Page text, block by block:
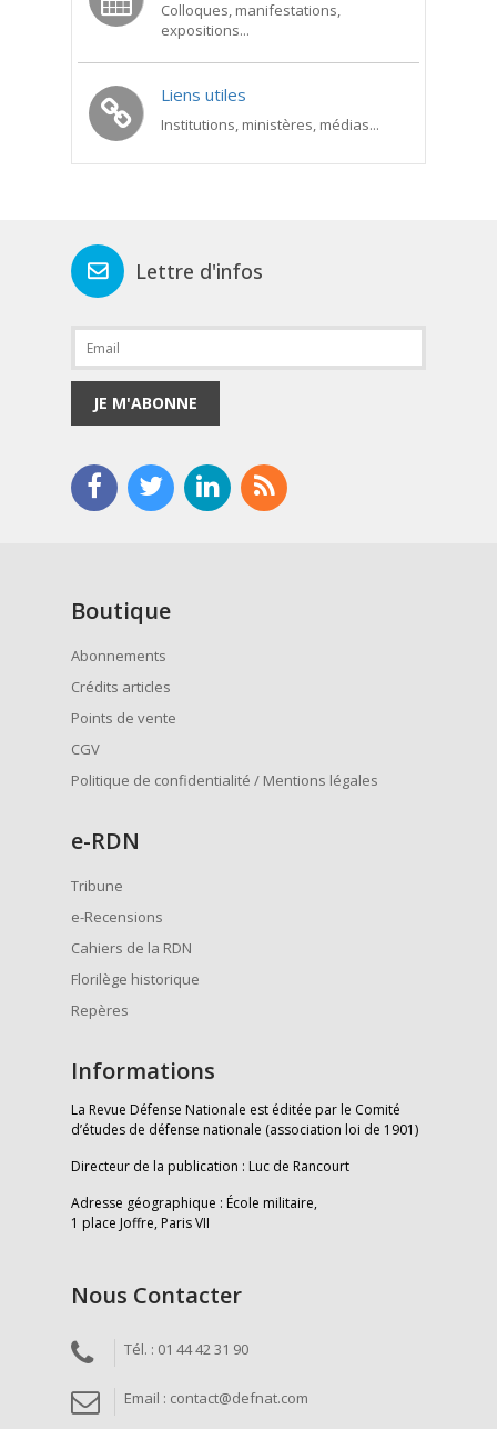
Colloques, manifestations,
expositions...
Liens utiles
Institutions, ministères, médias...
Lettre d'infos
JE M'ABONNE
Boutique
Abonnements
Crédits articles
Points de vente
CGV
Politique de confidentialité / Mentions légales
e-RDN
Tribune
e-Recensions
Cahiers de la RDN
Florilège historique
Repères
Informations
La Revue Défense Nationale est éditée par le Comité
d’études de défense nationale (association loi de 1901)
Directeur de la publication : Luc de Rancourt
Adresse géographique : École militaire,
1 place Joffre, Paris VII
Nous Contacter
Tél. : 01 44 42 31 90
Email : contact@defnat.com